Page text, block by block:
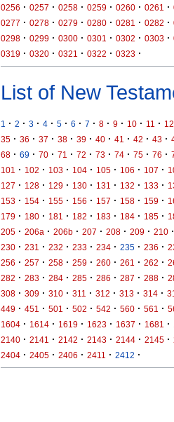
0256 · 0257 · 0258 · 0259 · 0260 · 0261 ·
0277 · 0278 · 0279 · 0280 · 0281 · 0282 ·
0298 · 0299 · 0300 · 0301 · 0302 · 0303 ·
0319 · 0320 · 0321 · 0322 · 0323 ·
List of New
1 · 2 · 3 · 4 · 5 · 6 · 7 · 8 · 9 · 10 · 11 · 12
35 · 36 · 37 · 38 · 39 · 40 · 41 · 42 · 43 ·
68 · 69 · 70 · 71 · 72 · 73 · 74 · 75 · 76 ·
101
· 102 · 103 · 104 · 105 · 106 · 107 ·
127 · 128 · 129 · 130 · 131 · 132 · 133 ·
153 · 154 · 155 · 156 · 157 · 158 · 159 ·
179 · 180 · 181 · 182 · 183 · 184 · 185 ·
205 · 206a · 206b · 207 · 208 · 209 · 210 ·
230 · 231 · 232 · 233 · 234 · 235 · 236 ·
256 · 257 · 258 · 259 · 260 · 261 · 262 ·
282 · 283 · 284 · 285 · 286 · 287 · 288 ·
308 · 309 · 310 · 311 · 312 · 313 · 314 ·
449 · 451 · 501 · 502 · 542 · 560 · 561 ·
1604 · 1614 · 1619 · 1623 · 1637 · 1681 ·
2140 · 2141 · 2142 · 2143 · 2144 · 2145 ·
2404 · 2405 · 2406 · 2411 · 2412 ·